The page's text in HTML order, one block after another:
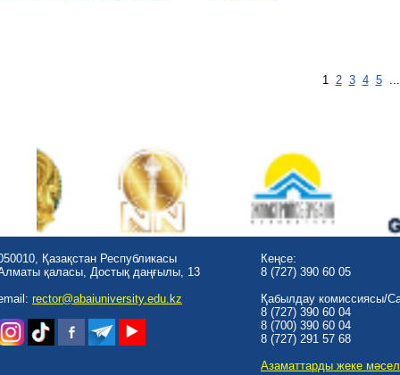
1 2 3 4 5
Қазақстан Республикасы
қаласы, Достық даңғылы, 13
rector@abaiuniversity.edu.kz
Кеңсе:
8 (727) 390 60 05
Қабылдау комиссиясы/
8 (727) 390 60 04
8 (700) 390 60 04
8 (727) 291 57 68
Азаматтарды жеке